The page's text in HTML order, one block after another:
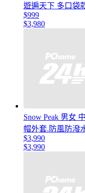
遊遍天下 多口袋
$999
$3,980
Snow Peak 男女
帽外套.防風防潑
$3,990
$3,990